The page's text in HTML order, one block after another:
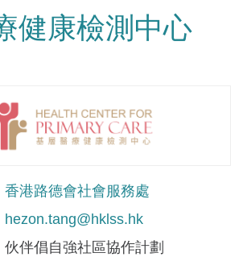
健康檢測中心
香港路德會社會服務處
hezon.tang@hklss.hk
伙伴倡自強社區協作計劃